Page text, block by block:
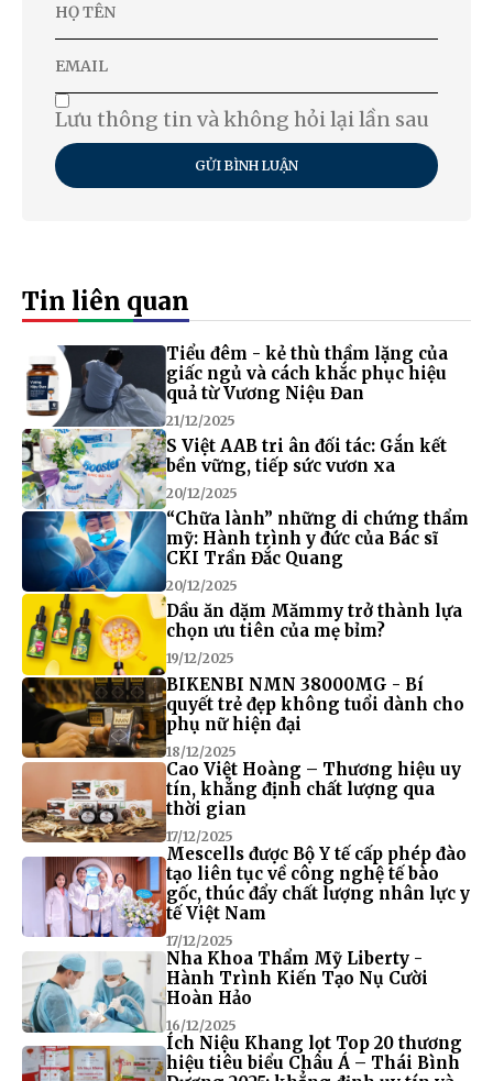
Lưu thông tin và không hỏi lại lần sau
GỬI BÌNH LUẬN
Tin liên quan
Tiểu đêm - kẻ thù thầm lặng của
giấc ngủ và cách khắc phục hiệu
quả từ Vương Niệu Đan
21/12/2025
S Việt AAB tri ân đối tác: Gắn kết
bền vững, tiếp sức vươn xa
20/12/2025
“Chữa lành” những di chứng thẩm
mỹ: Hành trình y đức của Bác sĩ
CKI Trần Đắc Quang
20/12/2025
Dầu ăn dặm Mămmy trở thành lựa
chọn ưu tiên của mẹ bỉm?
19/12/2025
BIKENBI NMN 38000MG - Bí
quyết trẻ đẹp không tuổi dành cho
phụ nữ hiện đại
18/12/2025
Cao Việt Hoàng – Thương hiệu uy
tín, khẳng định chất lượng qua
thời gian
17/12/2025
Mescells được Bộ Y tế cấp phép đào
tạo liên tục về công nghệ tế bào
gốc, thúc đẩy chất lượng nhân lực y
tế Việt Nam
17/12/2025
Nha Khoa Thẩm Mỹ Liberty -
Hành Trình Kiến Tạo Nụ Cười
Hoàn Hảo
16/12/2025
Ích Niệu Khang lọt Top 20 thương
hiệu tiêu biểu Châu Á – Thái Bình